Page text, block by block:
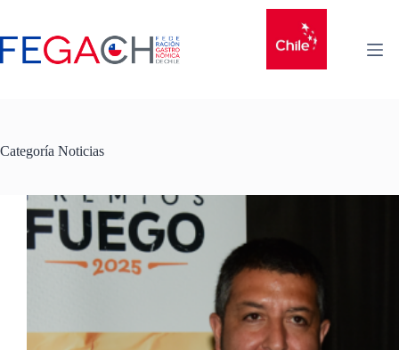
Categoría Noticias